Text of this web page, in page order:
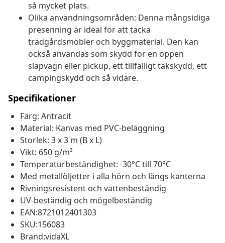
så mycket plats.
Olika användningsområden: Denna mångsidiga
presenning är ideal för att täcka
trädgårdsmöbler och byggmaterial. Den kan
också användas som skydd för en öppen
släpvagn eller pickup, ett tillfälligt takskydd, ett
campingskydd och så vidare.
Specifikationer
Färg: Antracit
Material: Kanvas med PVC-beläggning
Storlek: 3 x 3 m (B x L)
Vikt: 650 g/m²
Temperaturbeständighet: -30°C till 70°C
Med metallöljetter i alla hörn och längs kanterna
Rivningsresistent och vattenbeständig
UV-beständig och mögelbeständig
EAN:8721012401303
SKU:156083
Brand:vidaXL